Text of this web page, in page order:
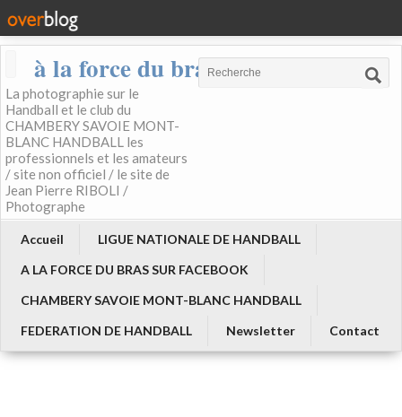
à la force du bras
La photographie sur le
Handball et le club du
CHAMBERY SAVOIE MONT-
BLANC HANDBALL les
professionnels et les amateurs
/ site non officiel / le site de
Jean Pierre RIBOLI /
Photographe
Accueil
LIGUE NATIONALE DE HANDBALL
A LA FORCE DU BRAS SUR FACEBOOK
CHAMBERY SAVOIE MONT-BLANC HANDBALL
FEDERATION DE HANDBALL
Newsletter Contact